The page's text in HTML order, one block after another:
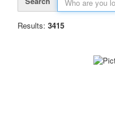
Results: 3415